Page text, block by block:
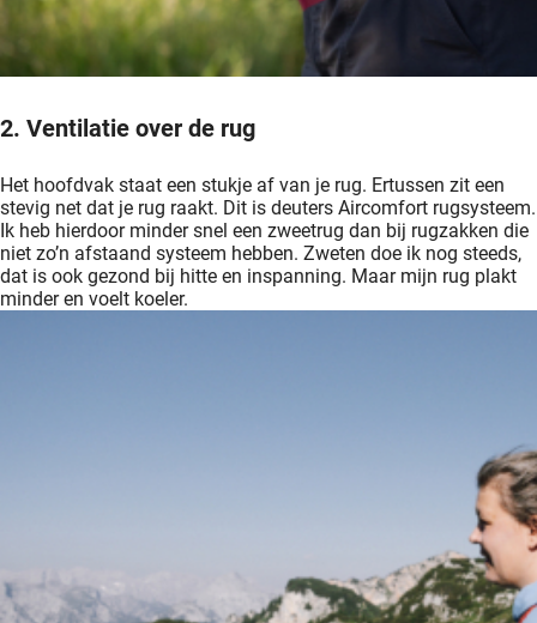
2. Ventilatie over de rug
Het hoofdvak staat een stukje af van je rug. Ertussen zit een
stevig net dat je rug raakt. Dit is deuters Aircomfort rugsysteem.
Ik heb hierdoor minder snel een zweetrug dan bij rugzakken die
niet zo’n afstaand systeem hebben. Zweten doe ik nog steeds,
dat is ook gezond bij hitte en inspanning. Maar mijn rug plakt
minder en voelt koeler.